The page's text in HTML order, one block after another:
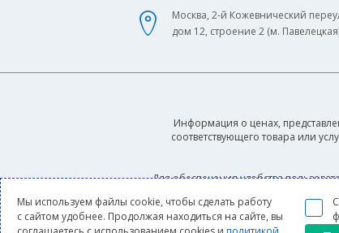
Москва, 2-й Кожевнический
дом 12, строение 2 (м.
Информация о ценах,
соответствующего товара или
Для обеспечения удобства
Мы используем файлы cookie, чтобы сделать работу
с сайтом удобнее. Продолжая находиться на сайте, вы